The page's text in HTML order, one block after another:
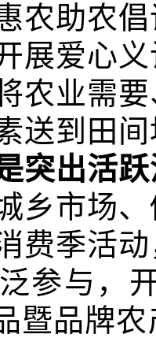
农助农
展爱心
农业需
送到田
突出活
乡市场
费季活
参与，
暨品牌